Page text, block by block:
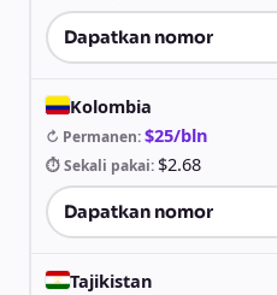
Dapatkan nomor
Kolombia
↻ Permanen:$25/bln
⏱ Sekali pakai: $2.68
Dapatkan nomor
Tajikistan